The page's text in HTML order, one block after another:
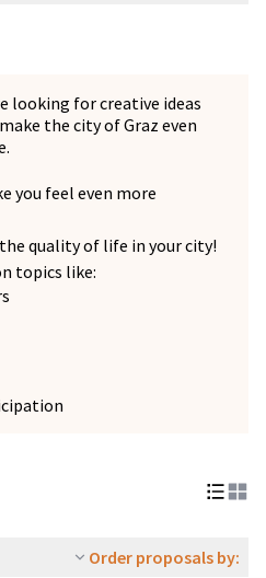
looking for creative ideas
the city of Graz even
you feel even more
quality of life in your city!
topics like:
Order proposals by: